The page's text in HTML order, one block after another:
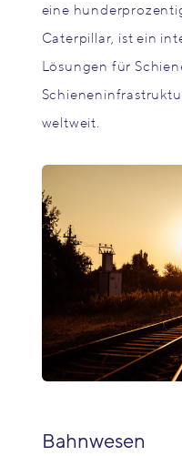
eine
Caterpillar, ist ein
Lösungen für
weltweit.
Bahnwesen